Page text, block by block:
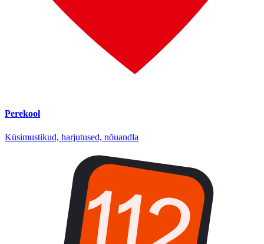
Perekool
Küsimustikud, harjutused, nõuandla